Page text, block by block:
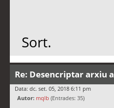
Sort.
Re: Desencriptar arxiu
Data: dc. set. 05, 2018 6:11 pm
Autor: mqlb (Entrades: 35)